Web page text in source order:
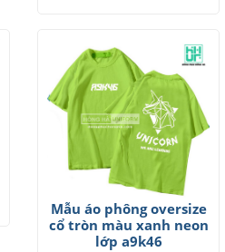
Mẫu áo phông oversize
cổ tròn màu xanh neon
lớp a9k46